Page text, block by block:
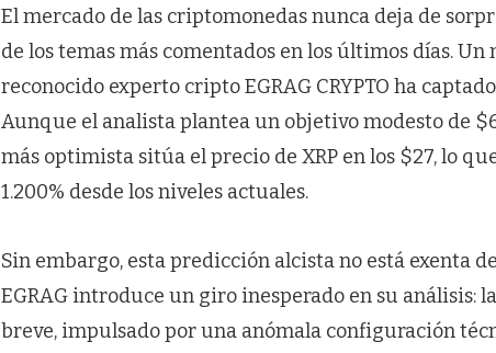
El mercado de las criptomonedas nunca deja de
de los temas más comentados en los últimos días.
reconocido experto cripto EGRAG CRYPTO ha
Aunque el analista plantea un objetivo modesto de
más optimista sitúa el precio de XRP en los $27, lo
1.200% desde los niveles actuales.
Sin embargo, esta predicción alcista no está exenta
EGRAG introduce un giro inesperado en su análisis:
breve, impulsado por una anómala configuración